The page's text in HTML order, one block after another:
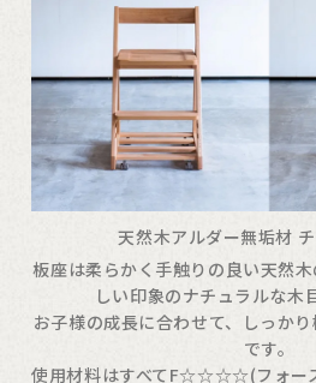
天然木アルダー無垢材
板座は柔らかく手触りの良い天然
しい印象のナチュラルな木
お子様の成長に合わせて、しっか
です。
使用材料はすべてF☆☆☆☆(フォー